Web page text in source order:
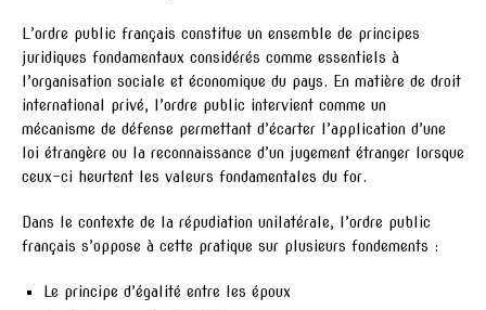
L’ordre public français constitue un ensemble de principes
juridiques fondamentaux considérés comme essentiels à
l’organisation sociale et économique du pays. En matière de droit
international privé, l’ordre public intervient comme un
mécanisme de défense permettant d’écarter l’application d’une
loi étrangère ou la reconnaissance d’un jugement étranger lorsque
ceux-ci heurtent les valeurs fondamentales du for.
Dans le contexte de la répudiation unilatérale, l’ordre public
français s’oppose à cette pratique sur plusieurs fondements :
Le principe d’égalité entre les époux